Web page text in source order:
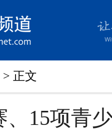
> 正文
、15项青